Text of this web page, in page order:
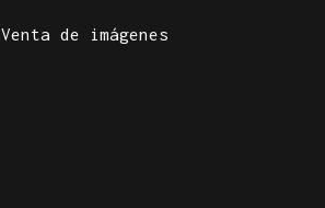
Venta de imágenes